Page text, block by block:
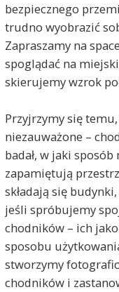
bezpiecznego
trudno wyobrazić
Zapraszamy na
spoglądać na
skierujemy wzrok
Przyjrzymy się
niezauważone –
badał, w jaki
zapamiętują
składają się
jeśli spróbujemy
chodników – ich
sposobu
stworzymy
chodników i